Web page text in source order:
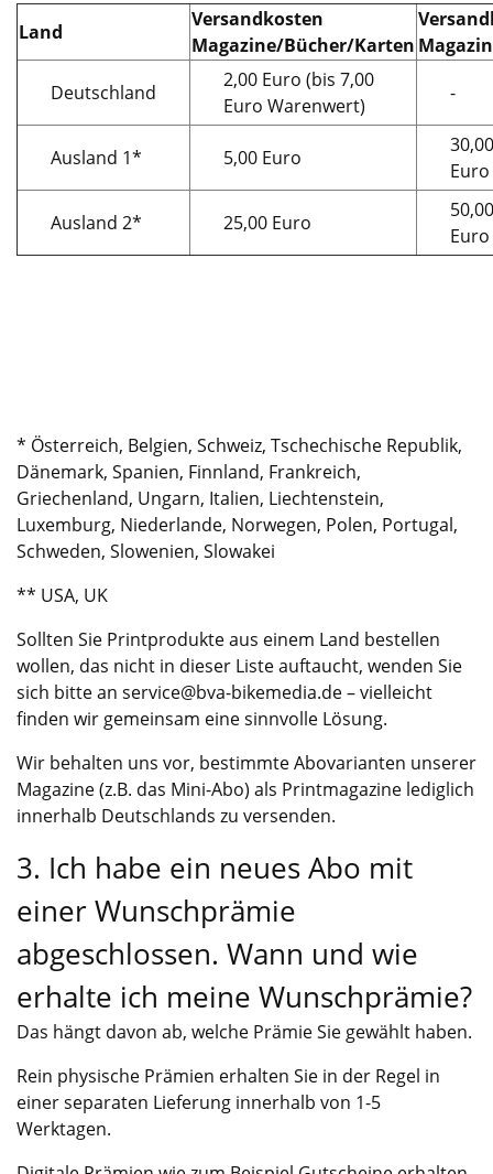
Land
Versandkosten
Magazine/Bücher/Karten
Deutschland
2,00 Euro (bis 7,00
Euro Warenwert)
-
Ausland 1* 5,00 Euro
30,00
Euro
Ausland 2* 25,00 Euro
50,00
Euro
* Österreich, Belgien, Schweiz, Tschechische Republik,
Dänemark, Spanien, Finnland, Frankreich,
Griechenland, Ungarn, Italien, Liechtenstein,
Luxemburg, Niederlande, Norwegen, Polen, Portugal,
Schweden, Slowenien, Slowakei
** USA, UK
Sollten Sie Printprodukte aus einem Land bestellen
wollen, das nicht in dieser Liste auftaucht, wenden Sie
sich bitte an service@bva-bikemedia.de – vielleicht
finden wir gemeinsam eine sinnvolle Lösung.
Wir behalten uns vor, bestimmte Abovarianten unserer
Magazine (z.B. das Mini-Abo) als Printmagazine lediglich
innerhalb Deutschlands zu versenden.
3. Ich habe ein neues Abo mit
einer Wunschprämie
abgeschlossen. Wann und wie
erhalte ich meine Wunschprämie?
Das hängt davon ab, welche Prämie Sie gewählt haben.
Rein physische Prämien erhalten Sie in der Regel in
einer separaten Lieferung innerhalb von 1-5
Werktagen.